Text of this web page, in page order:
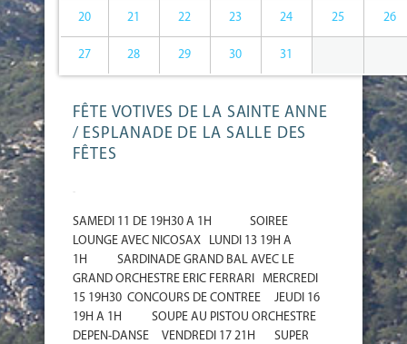
20 21 22 23 24 25 26
27 28 29 30 31
FÊTE VOTIVES DE LA SAINTE ANNE
/ ESPLANADE DE LA SALLE DES
FÊTES
-
SAMEDI 11 DE 19H30 A 1H SOIREE
LOUNGE AVEC NICOSAX LUNDI 13 19H A
1H SARDINADE GRAND BAL AVEC LE
GRAND ORCHESTRE ERIC FERRARI MERCREDI
15 19H30 CONCOURS DE CONTREE JEUDI 16
19H A 1H SOUPE AU PISTOU ORCHESTRE
DEPEN-DANSE VENDREDI 17 21H SUPER